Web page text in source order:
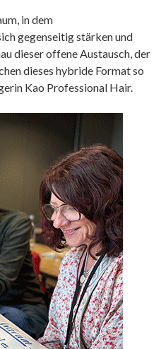
in dem
gegenseitig stärken und
dieser offene Austausch, der
dieses hybride Format so
Kao Professional Hair.